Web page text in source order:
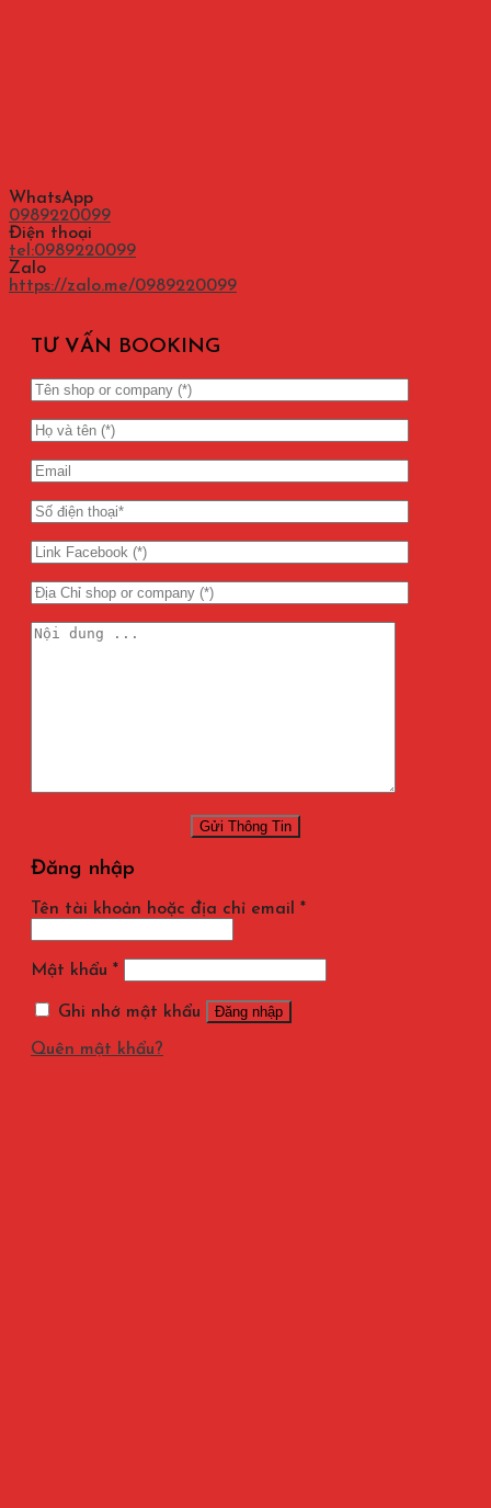
WhatsApp
0989220099
Điện thoại
tel:0989220099
Zalo
https://zalo.me/0989220099
TƯ VẤN BOOKING
Đăng nhập
Tên tài khoản hoặc địa chỉ email *
Mật khẩu *
Ghi nhớ mật khẩu Đăng nhập
Quên mật khẩu?